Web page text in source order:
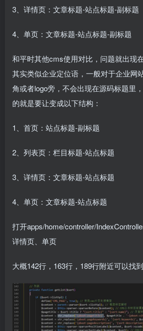
3、详情页：文章标题-站点标题-副标题
4、单页：文章标题-站点标题-副标题
和平时其他cms使用对比，问题就出现
其实类似企业定位语，一般对于企业网
角或者logo旁，不会出现在源码标题里
的就是要让变成以下结构：
1、首页：站点标题-副标题
2、列表页：栏目标题-站点标题
3、详情页：文章标题-站点标题
4、单页：文章标题-站点标题
打开apps/home/controller/
详情页、单页
大概142行，163行，189行附近可以找